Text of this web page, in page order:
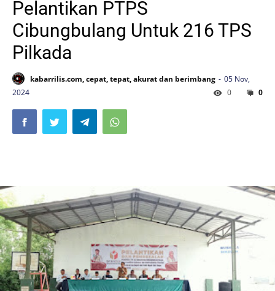
Pelantikan PTPS
Cibungbulang Untuk 216 TPS
Pilkada
kabarrilis.com, cepat, tepat, akurat dan berimbang
05 Nov,
2024
0
0